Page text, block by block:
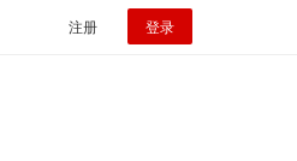
注册 登录